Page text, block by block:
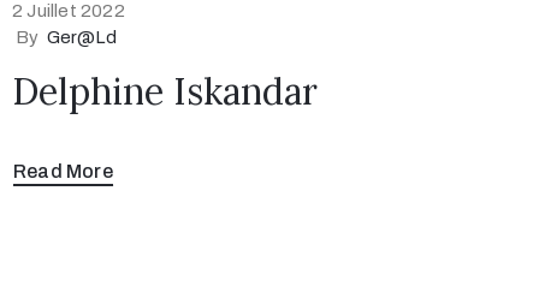
2 Juillet 2022
By Ger@ld
Delphine Iskandar
Read More